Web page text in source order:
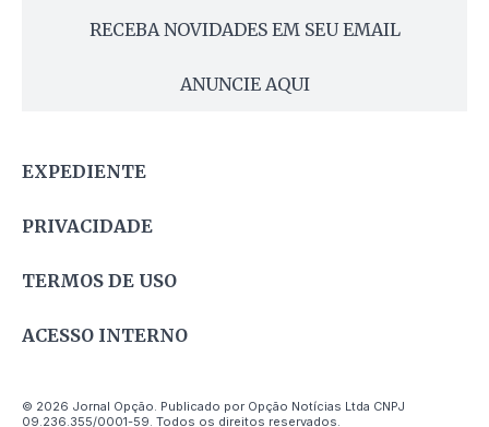
RECEBA NOVIDADES EM SEU EMAIL
ANUNCIE AQUI
EXPEDIENTE
PRIVACIDADE
TERMOS DE USO
ACESSO INTERNO
© 2026 Jornal Opção. Publicado por Opção Notícias Ltda CNPJ
09.236.355/0001-59. Todos os direitos reservados.